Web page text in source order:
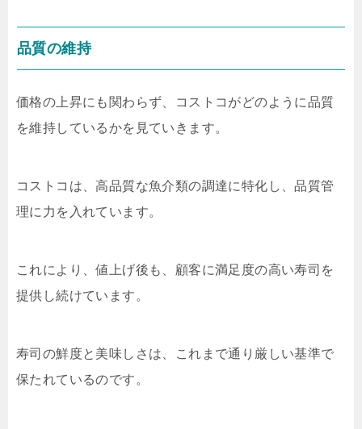
品質の維持
価格の上昇にも関わらず、コストコがどのように品質
を維持しているかを見ていきます。
コストコは、高品質な魚介類の調達に特化し、品質管
理に力を入れています。
これにより、値上げ後も、顧客に満足度の高い寿司を
提供し続けています。
寿司の鮮度と美味しさは、これまで通り厳しい基準で
保たれているのです。